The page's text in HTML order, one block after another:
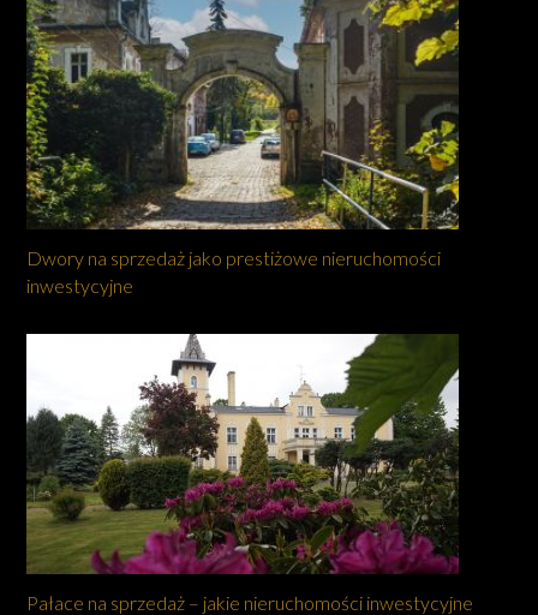
Dwory na sprzedaż jako prestiżowe nieruchomości
inwestycyjne
Pałace na sprzedaż – jakie nieruchomości inwestycyjne